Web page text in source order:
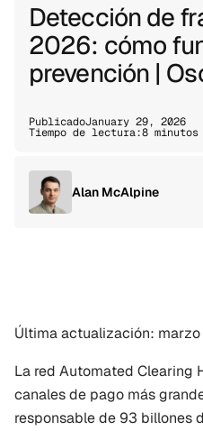
Detección de
2026: cómo
prevención |
PublicadoJanuary 29, 2026
Tiempo de lectura:8 minutos
Alan McAlpine
Última actualización:
La red Automated Clearing
canales de pago más
responsable de 93 billones